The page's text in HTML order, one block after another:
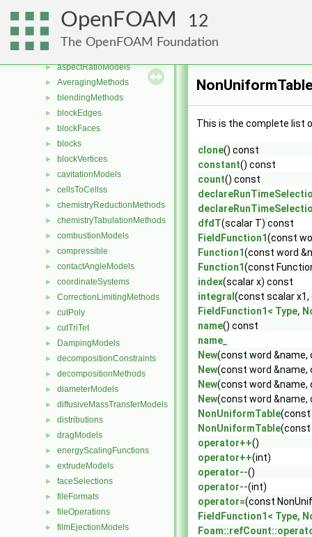
OpenFOAM 12
The OpenFOAM Foundation
▼ Classes
▼ Class List
▼ Foam
► aspectRatioModels
► AveragingMethods
► blendingMethods
► blockEdges
► blockFaces
► blocks
► blockVertices
► cavitationModels
► cellsToCellss
► chemistryReductionMethods
► chemistryTabulationMethods
► combustionModels
► compressible
► contactAngleModels
► coordinateSystems
► CorrectionLimitingMethods
► cutPoly
► cutTriTet
► DampingModels
► decompositionConstraints
► decompositionMethods
► diameterModels
► diffusiveMassTransferModels
► distributions
► dragModels
► energyScalingFunctions
► extrudeModels
► faceSelections
► fileFormats
► fileOperations
► filmEjectionModels
This is the complete list
clone() const
constant() const
count() const
dfdT(scalar T) const
FieldFunction1(const
Function1(const word
Function1(const
index(scalar x) const
integral (const scalar
FieldFunction1< Type,
name() const
name_
New(const word &name,
New(const word &name,
New(const word &name,
New(const word &name,
NonUniformTable(const
NonUniformTable(const
operator++()
operator++(int)
operator--()
operator--(int)
operator=(const
FieldFunction1< Type,